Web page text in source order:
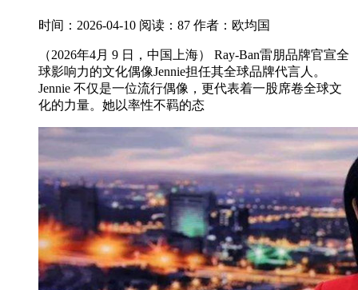
时间：2026-04-10 阅读：87 作者：欧均国
（2026年4月 9 日，中国上海） Ray-Ban雷朋品牌官宣全
球影响力的文化偶像Jennie担任其全球品牌代言人。
Jennie 不仅是一位流行偶像，更代表着一股席卷全球文
化的力量。她以率性不羁的态